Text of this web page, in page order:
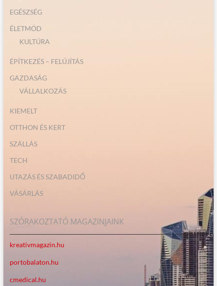
EGÉSZSÉG
ÉLETMÓD
KULTÚRA
ÉPÍTKEZÉS – FELÚJÍTÁS
GAZDASÁG
VÁLLALKOZÁS
KIEMELT
OTTHON ÉS KERT
SZÁLLÁS
TECH
UTAZÁS ÉS SZABADIDŐ
VÁSÁRLÁS
SZÓRAKOZTATÓ MAGAZINJAINK
kreativmagazin.hu
portobalaton.hu
cmedical.hu